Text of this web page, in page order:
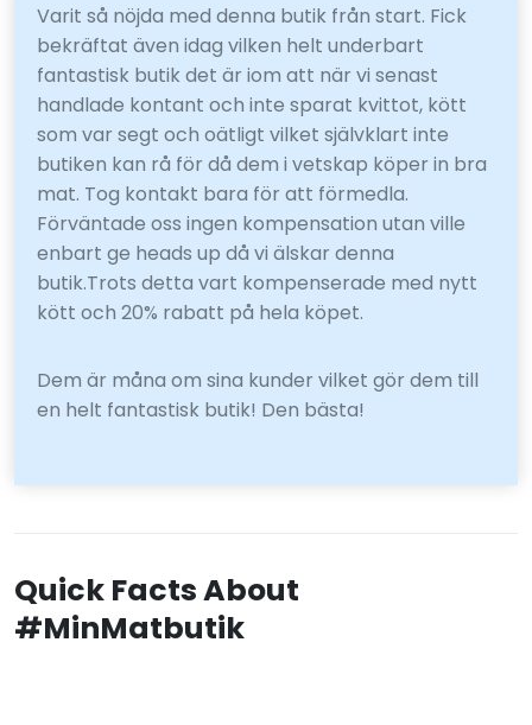
Varit så nöjda med denna butik från start. Fick
bekräftat även idag vilken helt underbart
fantastisk butik det är iom att när vi senast
handlade kontant och inte sparat kvittot, kött
som var segt och oätligt vilket självklart inte
butiken kan rå för då dem i vetskap köper in bra
mat. Tog kontakt bara för att förmedla.
Förväntade oss ingen kompensation utan ville
enbart ge heads up då vi älskar denna
butik.Trots detta vart kompenserade med nytt
kött och 20% rabatt på hela köpet.
Dem är måna om sina kunder vilket gör dem till
en helt fantastisk butik! Den bästa!
Quick Facts About
#MinMatbutik